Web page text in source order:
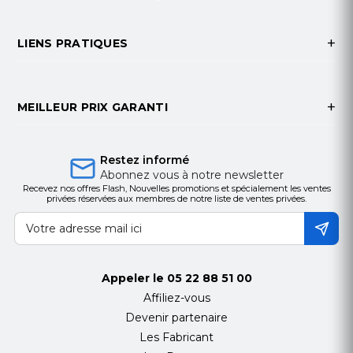
partir du PBX au PSTN pour les cas où la Vega 100
prend en charge les systèmes de signalisation
ETSI RNIS
NI1, NI2, AT & T 5ESS, DMS100
Channel Associated Signalling (CAS)
LIENS PRATIQUES
MEILLEUR PRIX GARANTI
Restez informé
Abonnez vous à notre newsletter
Recevez nos offres Flash, Nouvelles promotions et spécialement les ventes
privées réservées aux membres de notre liste de ventes privées.
Appeler le 05 22 88 51 00
Affiliez-vous
Devenir partenaire
Les Fabricant